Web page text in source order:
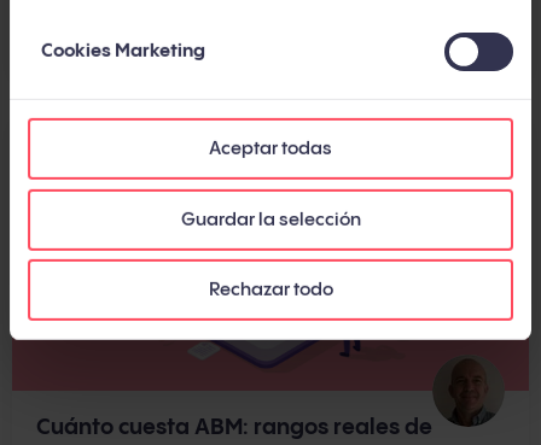
Cookies Marketing
Aceptar todas
Guardar la selección
Rechazar todo
Cuánto cuesta ABM: rangos reales de